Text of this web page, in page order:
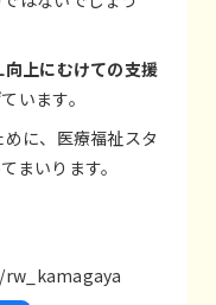
向上にむけての支援
います。
に、医療福祉スタ
まいります。